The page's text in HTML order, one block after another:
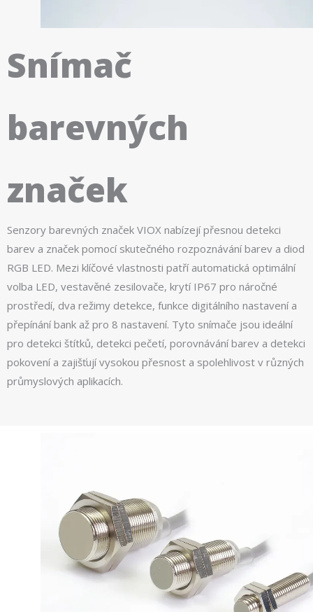
Snímač
barevných
značek
Senzory barevných značek VIOX nabízejí přesnou detekci
barev a značek pomocí skutečného rozpoznávání barev a diod
RGB LED. Mezi klíčové vlastnosti patří automatická optimální
volba LED, vestavěné zesilovače, krytí IP67 pro náročné
prostředí, dva režimy detekce, funkce digitálního nastavení a
přepínání bank až pro 8 nastavení. Tyto snímače jsou ideální
pro detekci štítků, detekci pečetí, porovnávání barev a detekci
pokovení a zajišťují vysokou přesnost a spolehlivost v různých
průmyslových aplikacích.